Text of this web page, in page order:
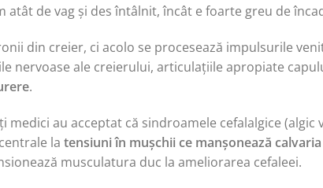
atât de vag și des întâlnit, încât e foarte greu de
din creier, ci acolo se procesează impulsurile
nervoase ale creierului, articulațiile apropiate
.
au acceptat că sindroamele cefalalgice (algic
la tensiuni în mușchii ce manșonează calvaria
musculatura duc la ameliorarea cefaleei.